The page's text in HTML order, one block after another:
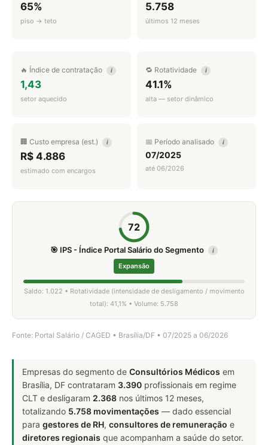
65%
piso → teto
5.758
últimos 12 meses
🔥 Índice de contratação i
1,43
setor aquecido
🔁 Rotatividade i
41.1%
alta — setor dinâmico
🏢 Custo empresa (est.) i
R$ 4.886
estimado com encargos
📅 Período analisado i
07/2025
até 06/2026
72
🎯 IPS - Índice Portal Salário do Segmento i
Expansão
Saldo: 1.022 • Rotatividade (intensidade de desligamento / movimento
total): 41,1% • Volume: 5.758
Fonte: Portal Salário / CAGED • Brasília/DF • 07/2025 a 06/2026
Empresas do segmento de Consultórios Médicos em
Brasília, DF contrataram 3.390 profissionais em regime
CLT e desligaram 2.368 nos últimos 12 meses,
totalizando 5.758 movimentações — dado essencial
para gestores de RH, consultores de remuneração e
diretores regionais que acompanham a saúde do setor.